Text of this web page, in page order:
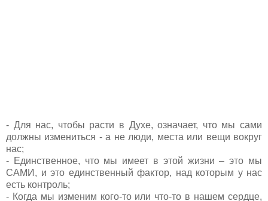
- Для нас, чтобы расти в Духе, означает, что мы сами
должны измениться - а не люди, места или вещи вокруг
нас;
- Единственное, что мы имеет в этой жизни – это мы
САМИ, и это единственный фактор, над которым у нас
есть контроль;
- Когда мы изменим кого-то или что-то в нашем сердце,